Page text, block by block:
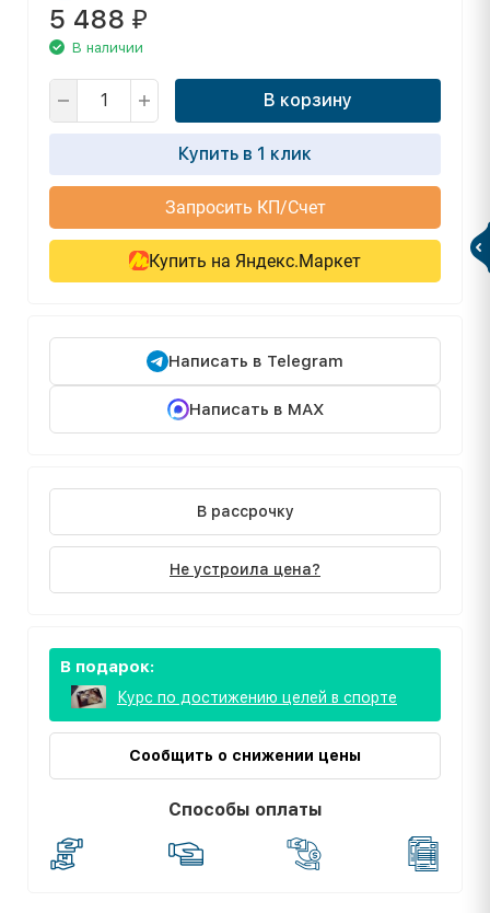
5 488 ₽
В наличии
В корзину
Купить в 1 клик
Запросить КП/Счет
Купить на Яндекс.Маркет
Написать в Telegram
Написать в MAX
В рассрочку
Не устроила цена?
В подарок:
Курс по достижению целей в спорте
Сообщить о снижении цены
Способы оплаты